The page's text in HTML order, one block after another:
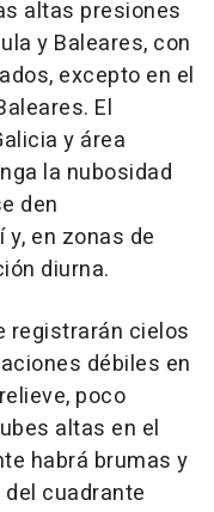
altas presiones
y Baleares, con
excepto en el
El
y área
la nubosidad
den
en zonas de
diurna.
registrarán cielos
débiles en
poco
altas en el
habrá brumas y
cuadrante